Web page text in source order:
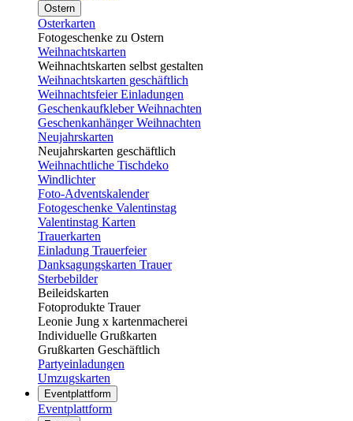
Ostern
Osterkarten
Fotogeschenke zu Ostern
Weihnachtskarten
Weihnachtskarten selbst gestalten
Weihnachtskarten geschäftlich
Weihnachtsfeier Einladungen
Geschenkaufkleber Weihnachten
Geschenkanhänger Weihnachten
Neujahrskarten
Neujahrskarten geschäftlich
Weihnachtliche Tischdeko
Windlichter
Foto-Adventskalender
Fotogeschenke Valentinstag
Valentinstag Karten
Trauerkarten
Einladung Trauerfeier
Danksagungskarten Trauer
Sterbebilder
Beileidskarten
Fotoprodukte Trauer
Leonie Jung x kartenmacherei
Individuelle Grußkarten
Grußkarten Geschäftlich
Partyeinladungen
Umzugskarten
Eventplattform
Eventplattform